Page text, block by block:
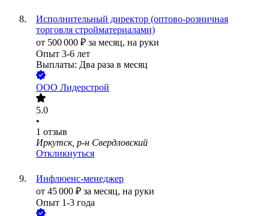
Исполнительный директор (оптово-розничная
торговля стройматериалами)
от 500 000 ₽ за месяц, на руки
Опыт 3-6 лет
Выплаты: Два раза в месяц
ООО Лидерстрой
5.0
•
1 отзыв
Иркутск, р-н Свердловский
Откликнуться
Инфлюенс-менеджер
от 45 000 ₽ за месяц, на руки
Опыт 1-3 года